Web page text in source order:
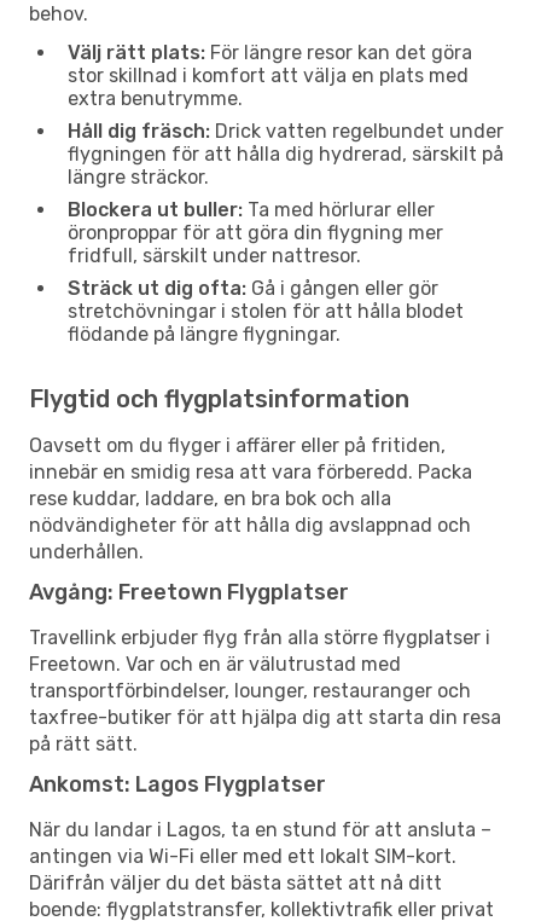
behov.
Välj rätt plats: För längre resor kan det göra
stor skillnad i komfort att välja en plats med
extra benutrymme.
Håll dig fräsch: Drick vatten regelbundet under
flygningen för att hålla dig hydrerad, särskilt på
längre sträckor.
Blockera ut buller: Ta med hörlurar eller
öronproppar för att göra din flygning mer
fridfull, särskilt under nattresor.
Sträck ut dig ofta: Gå i gången eller gör
stretchövningar i stolen för att hålla blodet
flödande på längre flygningar.
Flygtid och flygplatsinformation
Oavsett om du flyger i affärer eller på fritiden,
innebär en smidig resa att vara förberedd. Packa
rese kuddar, laddare, en bra bok och alla
nödvändigheter för att hålla dig avslappnad och
underhållen.
Avgång: Freetown Flygplatser
Travellink erbjuder flyg från alla större flygplatser i
Freetown. Var och en är välutrustad med
transportförbindelser, lounger, restauranger och
taxfree-butiker för att hjälpa dig att starta din resa
på rätt sätt.
Ankomst: Lagos Flygplatser
När du landar i Lagos, ta en stund för att ansluta –
antingen via Wi-Fi eller med ett lokalt SIM-kort.
Därifrån väljer du det bästa sättet att nå ditt
boende: flygplatstransfer, kollektivtrafik eller privat